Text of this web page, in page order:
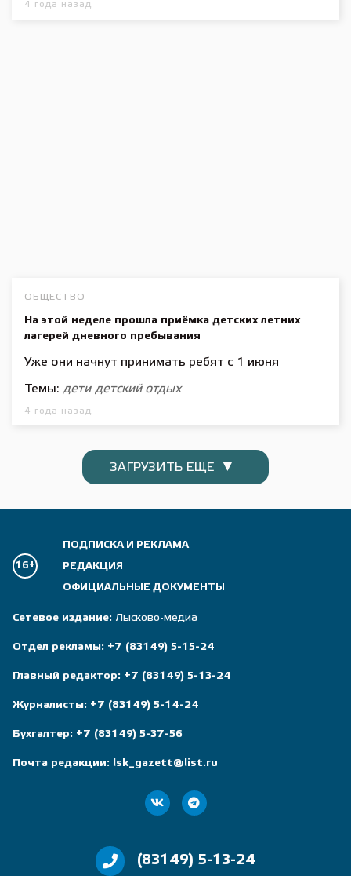
4 года назад
ОБЩЕСТВО
На этой неделе прошла приёмка детских летних
лагерей дневного пребывания
Уже они начнут принимать ребят с 1 июня
Темы: дети детский отдых
4 года назад
ЗАГРУЗИТЬ ЕЩЕ ▼
16+
ПОДПИСКА И РЕКЛАМА
РЕДАКЦИЯ
ОФИЦИАЛЬНЫЕ ДОКУМЕНТЫ
Сетевое издание: Лысково-медиа
Отдел рекламы: +7 (83149) 5-15-24
Главный редактор: +7 (83149) 5-13-24
Журналисты: +7 (83149) 5-14-24
Бухгалтер: +7 (83149) 5-37-56
Почта редакции: lsk_gazett@list.ru
(83149) 5-13-24